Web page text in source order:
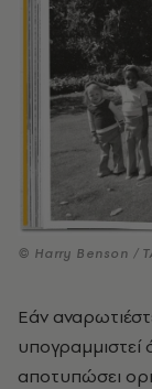
© Harry Benson /
Εάν
υπογραμμιστεί
αποτυπώσει